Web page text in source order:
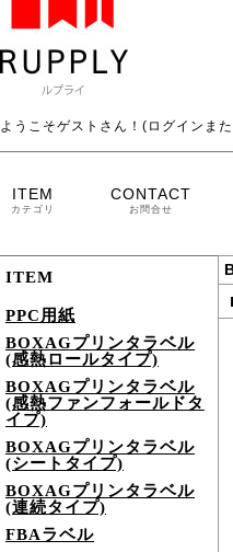
ようこそゲストさん！(ログインま
ITEM
カテゴリ
CONTACT
お問合せ
ITEM
PPC用紙
BOXAGプリンタラベル
(感熱ロールタイプ)
BOXAGプリンタラベル
(感熱ファンフォールドタ
イプ)
BOXAGプリンタラベル
(シートタイプ)
BOXAGプリンタラベル
(連続タイプ)
FBAラベル